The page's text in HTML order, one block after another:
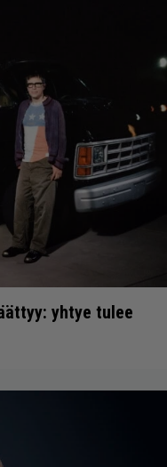
yhtye tulee